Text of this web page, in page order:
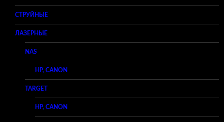
СТРУЙНЫЕ
ЛАЗЕРНЫЕ
NAS
HP, CANON
TARGET
HP, CANON